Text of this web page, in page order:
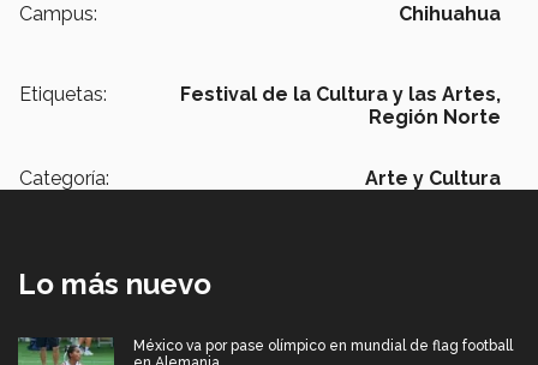
Campus:
Chihuahua
Etiquetas:
Festival de la Cultura y las Artes,
Región Norte
Categoría: Arte y Cultura
Lo más nuevo
México va por pase olímpico en mundial de flag football